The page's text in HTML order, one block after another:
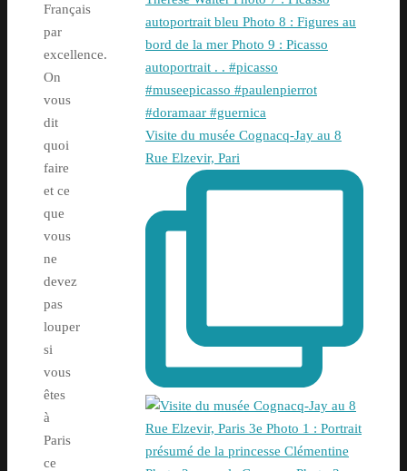
Français
par
excellence.
On
vous
dit
quoi
faire
et ce
que
vous
ne
devez
pas
louper
si
vous
êtes
à
Paris
ce
Visite du musée Cognacq-Jay au 8
Rue Elzevir, Pari